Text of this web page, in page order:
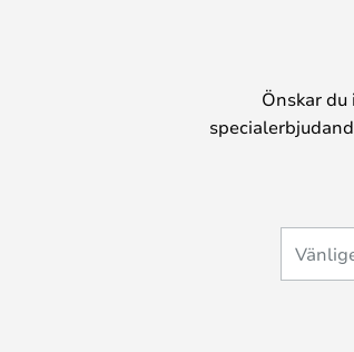
Önskar